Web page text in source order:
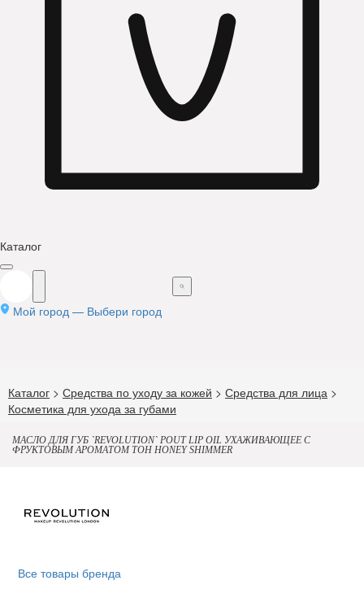
Каталог
Мой город — Выбери город
Каталог > Средства по уходу за кожей > Средства для лица >
Косметика для ухода за губами
МАСЛО ДЛЯ ГУБ `REVOLUTION` POUT LIP OIL УХАЖИВАЮЩЕЕ С
ФРУКТОВЫМ АРОМАТОМ ТОН HONEY SHIMMER
Все товары бренда